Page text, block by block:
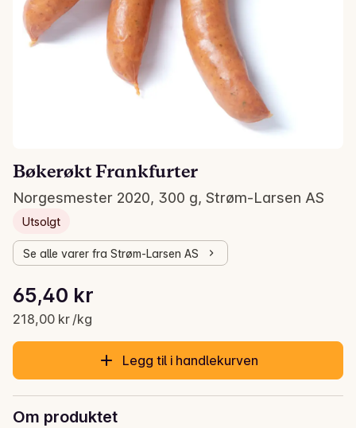
Bøkerøkt Frankfurter
Norgesmester 2020, 300 g, Strøm-Larsen AS
Utsolgt
Se alle varer fra Strøm-Larsen AS
Gjeldende pris er: 65,40 kr
65,40 kr
218,00 kr /kg
Stykkpris: 218,00 kr /kg
Legg til i handlekurven
Om produktet